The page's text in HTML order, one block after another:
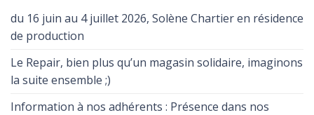
du 16 juin au 4 juillet 2026, Solène Chartier en résidence
de production
Le Repair, bien plus qu’un magasin solidaire, imaginons
la suite ensemble ;)
Information à nos adhérents : Présence dans nos